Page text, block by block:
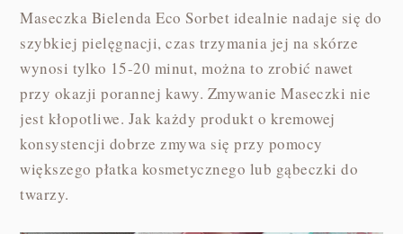
Maseczka Bielenda Eco Sorbet idealnie nadaje się do
szybkiej pielęgnacji, czas trzymania jej na skórze
wynosi tylko 15-20 minut, można to zrobić nawet
przy okazji porannej kawy. Zmywanie Maseczki nie
jest kłopotliwe. Jak każdy produkt o kremowej
konsystencji dobrze zmywa się przy pomocy
większego płatka kosmetycznego lub gąbeczki do
twarzy.